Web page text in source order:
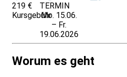
219 €
Kursgebühr
TERMIN
Mo. 15.06.
– Fr.
19.06.2026
Worum es geht